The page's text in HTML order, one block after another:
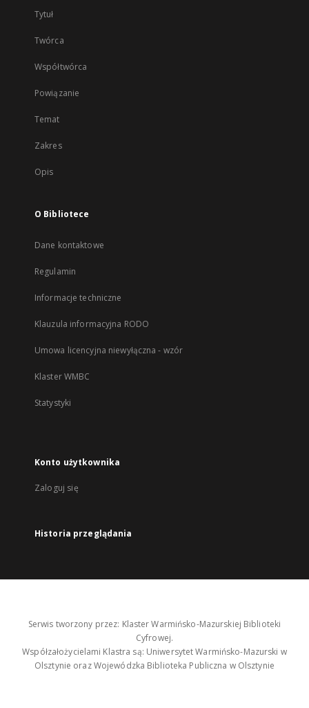
Tytuł
Twórca
Współtwórca
Powiązanie
Temat
Zakres
Opis
O Bibliotece
Dane kontaktowe
Regulamin
Informacje techniczne
Klauzula informacyjna RODO
Umowa licencyjna niewyłączna - wzór
Klaster WMBC
Statystyki
Konto użytkownika
Zaloguj się
Historia przeglądania
Serwis tworzony przez: Klaster Warmińsko-Mazurskiej Biblioteki
Cyfrowej.
Współzałożycielami Klastra są: Uniwersytet Warmińsko-Mazurski w
Olsztynie oraz Wojewódzka Biblioteka Publiczna w Olsztynie